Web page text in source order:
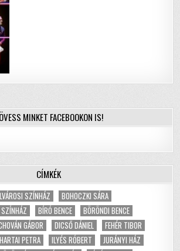
MINKET FACEBOOKON IS!
CÍMKÉK
SZÍNHÁZ
BOHOCZKI SÁRA
BÍRÓ BENCE
BÖRÖNDI BENCE
GÁBOR DICSŐ DÁNIEL
FEHÉR TIBOR
HARTAI PETRA ILYÉS RÓBERT
JURÁNYI HÁZ